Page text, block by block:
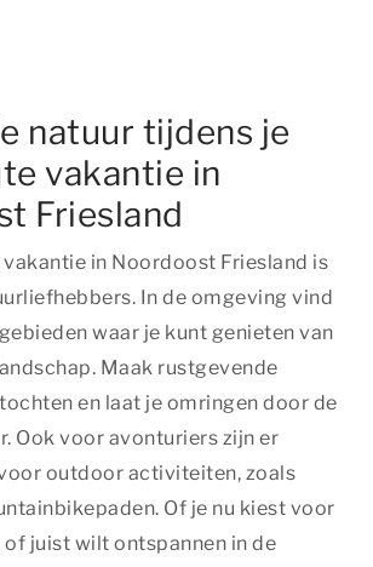
natuur tijdens je
vakantie in
Friesland
in Noordoost Friesland is
In de omgeving vind
waar je kunt genieten van
Maak rustgevende
en laat je omringen door de
Ook voor avonturiers zijn er
outdoor activiteiten, zoals
Of je nu kiest voor
juist wilt ontspannen in de